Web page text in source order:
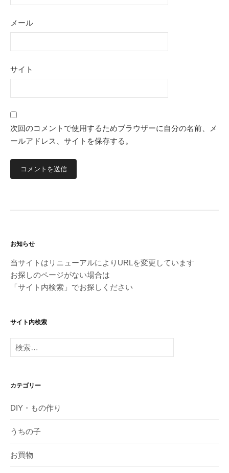
メール
サイト
次回のコメントで使用するためブラウザーに自分の名前、メ
ールアドレス、サイトを保存する。
お知らせ
当サイトはリニューアルによりURLを変更しています
お探しのページがない場合は
「サイト内検索」でお探しください
サイト内検索
検
索:
カテゴリー
DIY・もの作り
うちの子
お買物